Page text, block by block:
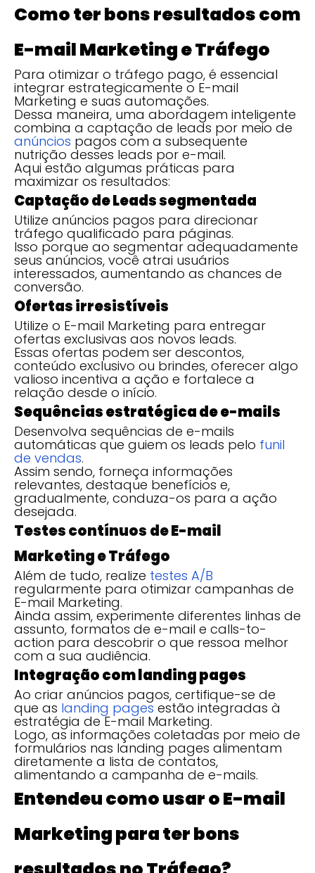
Como ter bons resultados com
E-mail Marketing e Tráfego
Para otimizar o tráfego pago, é essencial
integrar estrategicamente o E-mail
Marketing e suas automações.
Dessa maneira, uma abordagem inteligente
combina a captação de leads por meio de
anúncios pagos com a subsequente
nutrição desses leads por e-mail.
Aqui estão algumas práticas para
maximizar os resultados:
Captação de Leads segmentada
Utilize anúncios pagos para direcionar
tráfego qualificado para páginas.
Isso porque ao segmentar adequadamente
seus anúncios, você atrai usuários
interessados, aumentando as chances de
conversão.
Ofertas irresistíveis
Utilize o E-mail Marketing para entregar
ofertas exclusivas aos novos leads.
Essas ofertas podem ser descontos,
conteúdo exclusivo ou brindes, oferecer algo
valioso incentiva a ação e fortalece a
relação desde o início.
Sequências estratégica de e-mails
Desenvolva sequências de e-mails
automáticas que guiem os leads pelo funil
de vendas.
Assim sendo, forneça informações
relevantes, destaque benefícios e,
gradualmente, conduza-os para a ação
desejada.
Testes contínuos de E-mail
Marketing e Tráfego
Além de tudo, realize testes A/B
regularmente para otimizar campanhas de
E-mail Marketing.
Ainda assim, experimente diferentes linhas de
assunto, formatos de e-mail e calls-to-
action para descobrir o que ressoa melhor
com a sua audiência.
Integração com landing pages
Ao criar anúncios pagos, certifique-se de
que as landing pages estão integradas à
estratégia de E-mail Marketing.
Logo, as informações coletadas por meio de
formulários nas landing pages alimentam
diretamente a lista de contatos,
alimentando a campanha de e-mails.
Entendeu como usar o E-mail
Marketing para ter bons